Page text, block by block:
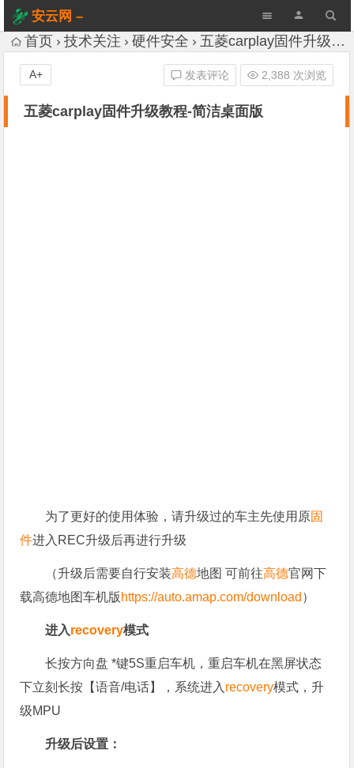
安云网 –
AnYun.ORG
首页 技术关注 硬件安全 五菱carplay固件升级教程-简洁桌面版
五菱carplay固件升级教程-简洁桌面版
发表评论 2,388 次浏览
A+
为了更好的使用体验，请升级过的车主先使用原固
件进入REC升级后再进行升级
（升级后需要自行安装高德地图 可前往高德官网下
载高德地图车机版 https://auto.amap.com/download ）
进入recovery模式
长按方向盘 *键5S重启车机，重启车机在黑屏状态
下立刻长按【语音/电话】，系统进入 recovery模式，升
级MPU
升级后设置：